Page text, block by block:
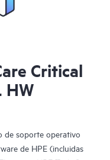
Critical
HW
de soporte operativo
de HPE (incluidas